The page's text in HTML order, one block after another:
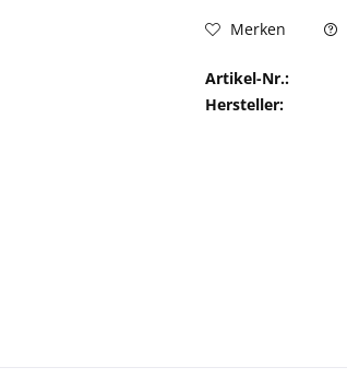
Merken
Artikel-Nr.:
Hersteller: